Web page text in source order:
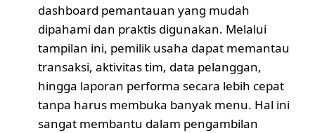
dashboard pemantauan yang mudah
dipahami dan praktis digunakan. Melalui
tampilan ini, pemilik usaha dapat memantau
transaksi, aktivitas tim, data pelanggan,
hingga laporan performa secara lebih cepat
tanpa harus membuka banyak menu. Hal ini
sangat membantu dalam pengambilan